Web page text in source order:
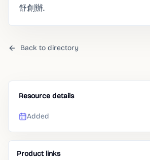
舒創辦.
Back to directory
Resource details
Added
Product links